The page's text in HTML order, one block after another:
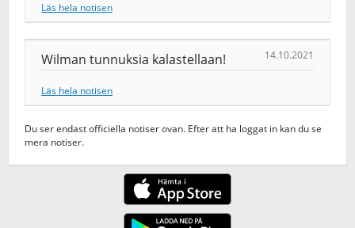
Läs hela notisen
Wilman tunnuksia kalastellaan! 14.10.2021
Läs hela notisen
Du ser endast officiella notiser ovan. Efter att ha loggat in kan du se
mera notiser.